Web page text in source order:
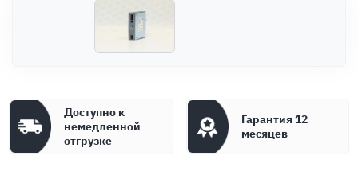
Доступно к
немедленной
отгрузке
Гарантия 12
месяцев